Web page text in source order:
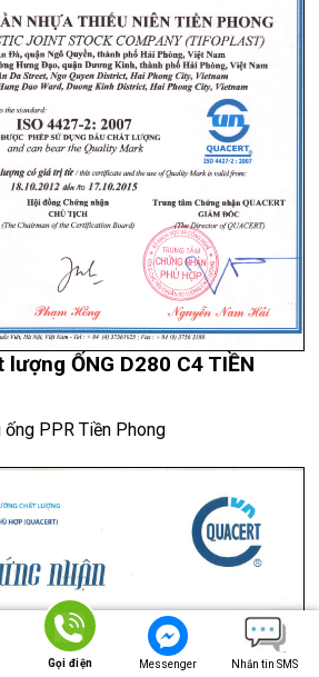
lượng ỐNG D280 C4 TIỀN
PPR Tiền Phong
Gọi điện Messenger Nhắn tin SMS